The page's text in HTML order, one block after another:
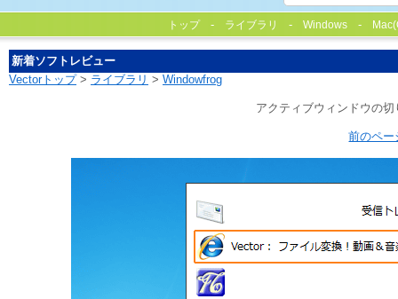
トップ ライブラリ Windows
新着ソフトレビュー
Vectorトップ> ライブラリ > Windowfrog
アクティブウィンドウの
前のペー